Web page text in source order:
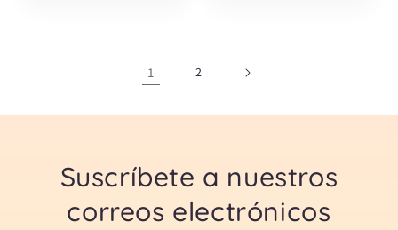
1 2
Suscríbete a nuestros
correos electrónicos